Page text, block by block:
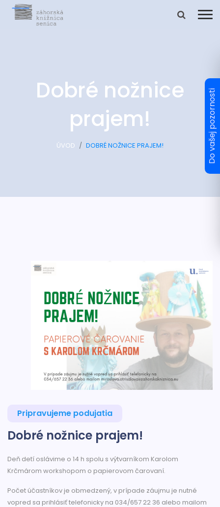
Dobré nožnice
prajem!
ÚVOD DOBRÉ NOŽNICE PRAJEM!
Pripravujeme podujatia
Dobré nožnice prajem!
Deň detí oslávime o 14 h spolu s výtvarníkom Karolom
Krčmárom workshopom o papierovom čarovaní.
Počet účastníkov je obmedzený, v prípade záujmu je nutné
vopred sa prihlásiť telefonicky na 034/657 22 36 alebo mailom